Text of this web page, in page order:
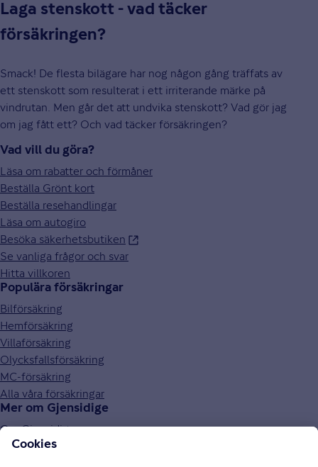
Laga stenskott - vad täcker
försäkringen?
Smack! De flesta bilägare har nog någon gång träffats av
ett stenskott som resulterat i ett irriterande märke på
vindrutan. Men går det att undvika stenskott? Vad gör jag
om jag fått ett? Och vad täcker försäkringen?
Vad vill du göra?
Läsa om rabatter och förmåner
Beställa Grönt kort
Beställa resehandlingar
Läsa om autogiro
Besöka säkerhetsbutiken
Se vanliga frågor och svar
Hitta villkoren
Populära försäkringar
Bilförsäkring
Hemförsäkring
Villaförsäkring
Olycksfallsförsäkring
MC-försäkring
Alla våra försäkringar
Mer om Gjensidige
Om Gjensidige
Jobba hos oss